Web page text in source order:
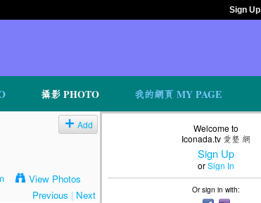
Sign Up
攝影 PHOTO 我的網頁 MY PAGE
Add
View Photos
Previous | Next
Welcome to
Iconada.tv 愛墾 網
Sign Up
orSign In
Or sign in with: